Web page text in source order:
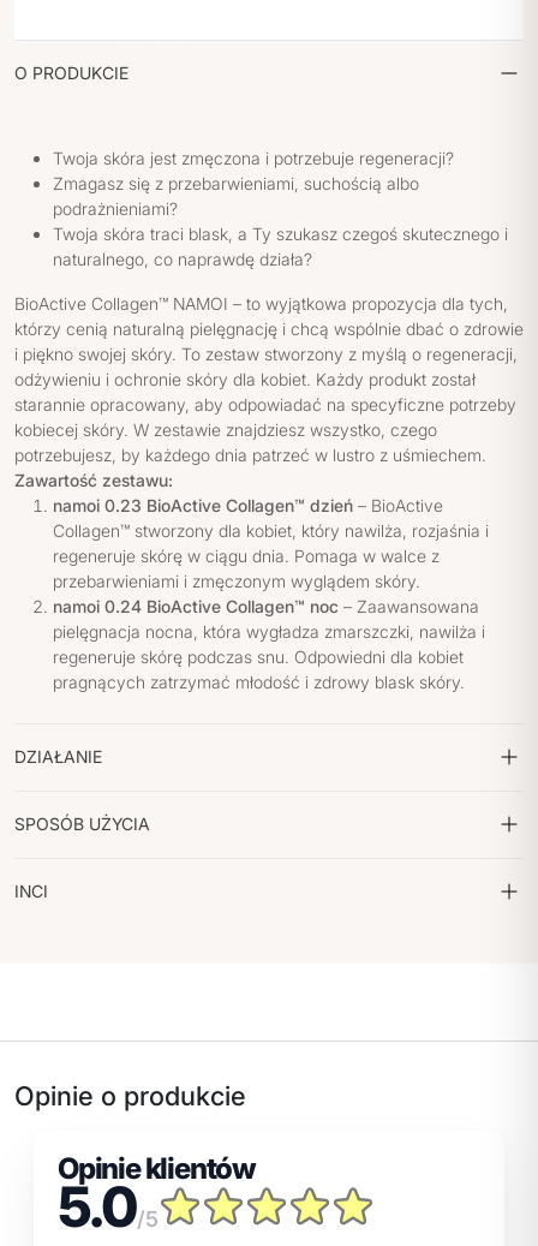
O PRODUKCIE
Twoja skóra jest zmęczona i potrzebuje regeneracji?
Zmagasz się z przebarwieniami, suchością albo
podrażnieniami?
Twoja skóra traci blask, a Ty szukasz czegoś skutecznego i
naturalnego, co naprawdę działa?
BioActive Collagen™ NAMOI – to wyjątkowa propozycja dla tych,
którzy cenią naturalną pielęgnację i chcą wspólnie dbać o zdrowie
i piękno swojej skóry. To zestaw stworzony z myślą o regeneracji,
odżywieniu i ochronie skóry dla kobiet. Każdy produkt został
starannie opracowany, aby odpowiadać na specyficzne potrzeby
kobiecej skóry. W zestawie znajdziesz wszystko, czego
potrzebujesz, by każdego dnia patrzeć w lustro z uśmiechem.
Zawartość zestawu:
namoi 0.23 BioActive Collagen™ dzień – BioActive
Collagen™ stworzony dla kobiet, który nawilża, rozjaśnia i
regeneruje skórę w ciągu dnia. Pomaga w walce z
przebarwieniami i zmęczonym wyglądem skóry.
namoi 0.24 BioActive Collagen™ noc – Zaawansowana
pielęgnacja nocna, która wygładza zmarszczki, nawilża i
regeneruje skórę podczas snu. Odpowiedni dla kobiet
pragnących zatrzymać młodość i zdrowy blask skóry.
DZIAŁANIE
SPOSÓB UŻYCIA
INCI
Opinie o produkcie